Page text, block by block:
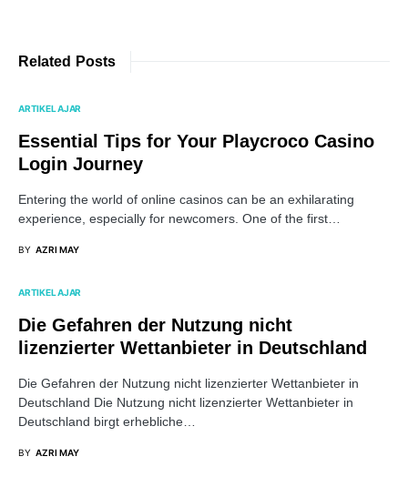
Related Posts
ARTIKEL AJAR
Essential Tips for Your Playcroco Casino
Login Journey
Entering the world of online casinos can be an exhilarating
experience, especially for newcomers. One of the first…
BY AZRI MAY
ARTIKEL AJAR
Die Gefahren der Nutzung nicht
lizenzierter Wettanbieter in Deutschland
Die Gefahren der Nutzung nicht lizenzierter Wettanbieter in
Deutschland Die Nutzung nicht lizenzierter Wettanbieter in
Deutschland birgt erhebliche…
BY AZRI MAY